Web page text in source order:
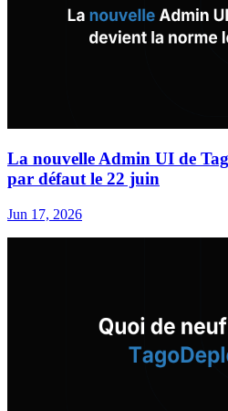
La nouvelle Admin UI de
par défaut le 22 juin
Jun 17, 2026